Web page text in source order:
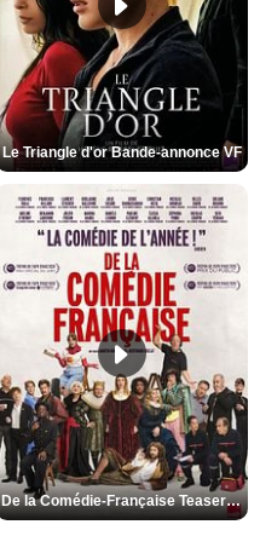
Le Triangle d'or Bande-annonce VF
De la Comédie-Française Teaser VF